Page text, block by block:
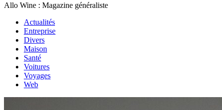
Allo Wine : Magazine généraliste
Actualités
Entreprise
Divers
Maison
Santé
Voitures
Voyages
Web